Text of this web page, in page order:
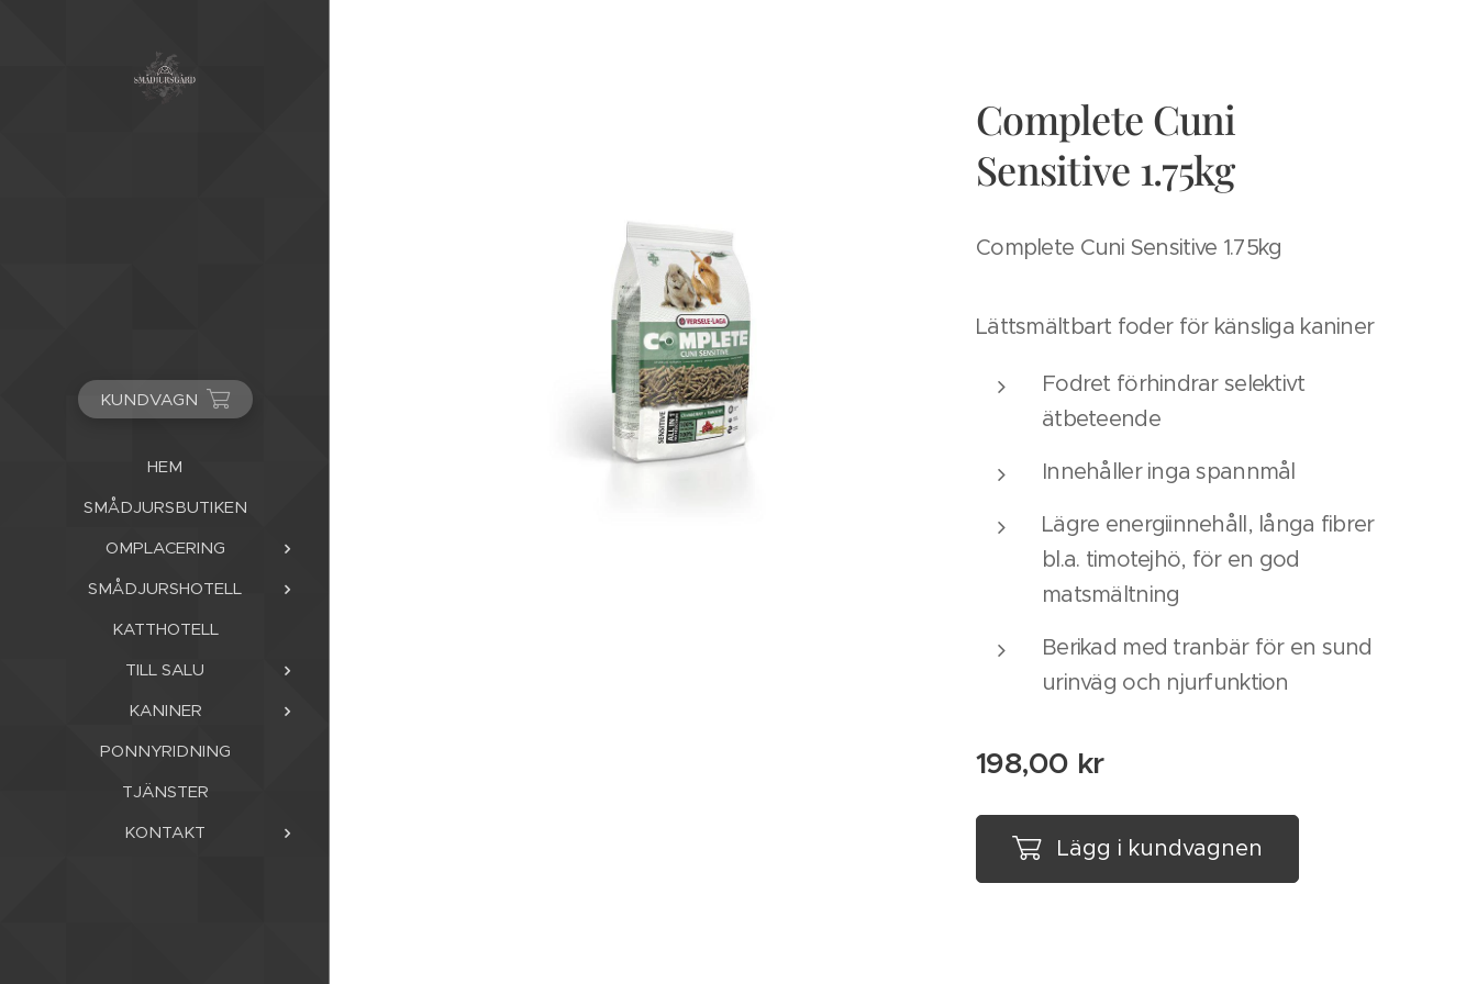
KUNDVAGN
HEM
SMÅDJURSBUTIKEN
OMPLACERING
SMÅDJURSHOTELL
KATTHOTELL
TILL SALU
KANINER
PONNYRIDNING
TJÄNSTER
KONTAKT
Complete Cuni
Sensitive 1.75kg
Complete Cuni Sensitive 1.75kg
Lättsmältbart foder för känsliga kaniner
Fodret förhindrar selektivt
ätbeteende
Innehåller inga spannmål
Lägre energiinnehåll, långa fibrer
bl.a. timotejhö, för en god
matsmältning
Berikad med tranbär för en sund
urinväg och njurfunktion
198,00 kr
Lägg i kundvagnen